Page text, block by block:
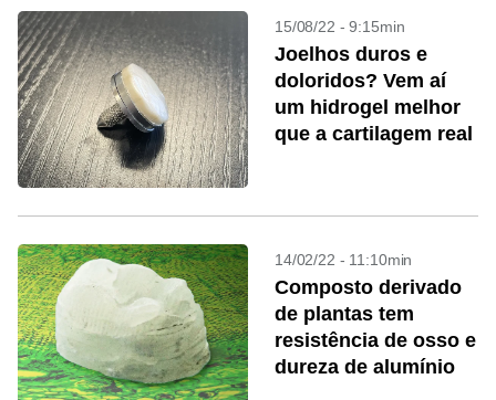
15/08/22 - 9:15min
Joelhos duros e
doloridos? Vem aí
um hidrogel melhor
que a cartilagem real
14/02/22 - 11:10min
Composto derivado
de plantas tem
resistência de osso e
dureza de alumínio